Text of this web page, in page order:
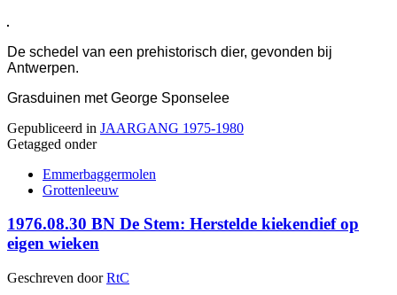
De schedel van een prehistorisch dier, gevonden bij
Antwerpen.
Grasduinen met George Sponselee
Gepubliceerd in JAARGANG 1975-1980
Getagged onder
Emmerbaggermolen
Grottenleeuw
1976.08.30 BN De Stem: Herstelde kiekendief op
eigen wieken
Geschreven doorRtC